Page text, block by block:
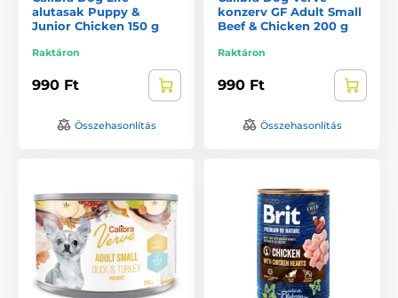
alutasak Puppy &
Junior Chicken 150 g
Raktáron
990 Ft
Összehasonlítás
konzerv GF Adult Small
Beef & Chicken 200 g
Raktáron
990 Ft
Összehasonlítás